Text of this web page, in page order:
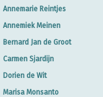
Annemarie Reintjes
Annemiek Meinen
Bernard Jan de Groot
Carmen Sjardijn
Dorien de Wit
Marisa Monsanto